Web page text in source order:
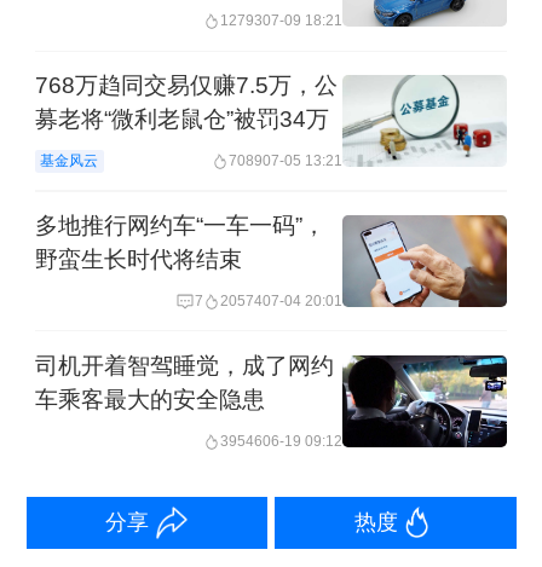
此外，今年3月太原市发布了《出租汽车
驾驶员星级评定工作机制》及配套服务
质量信誉考核评分标准，设五星、四
星、三星、二星四个等级，评星结果与
运营资格直接挂钩。例如二星级驾驶员
禁止进入太原南站、武宿机场、火车
站、景区、医院等重点区域候客，网约
业内人士王佳（化名）对第一财经记者
发展更成熟，一些城市根据现有情况进
行了修订。上述政策贴合了当前对于网
1279307-09 18:21
768万趋同交易仅赚7.5万，公
募老将“微利老鼠仓”被罚34万
基金风云 708907-05 13:21
多地推行网约车“一车一码”，
野蛮生长时代将结束
7 2057407-04 20:01
司机开着智驾睡觉，成了网约
车乘客最大的安全隐患
3954606-19 09:12
分享 热度